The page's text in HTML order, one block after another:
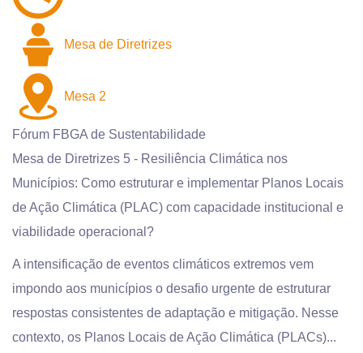
Mesa de Diretrizes
Mesa 2
Fórum FBGA de Sustentabilidade
Mesa de Diretrizes 5 - Resiliência Climática nos
Municípios: Como estruturar e implementar Planos Locais
de Ação Climática (PLAC) com capacidade institucional e
viabilidade operacional?
A intensificação de eventos climáticos extremos vem
impondo aos municípios o desafio urgente de estruturar
respostas consistentes de adaptação e mitigação. Nesse
contexto, os Planos Locais de Ação Climática (PLACs)...